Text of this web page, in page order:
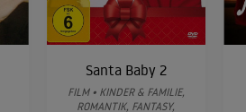
Santa Baby 2
FILM • KINDER & FAMILIE,
ROMANTIK, FANTASY,